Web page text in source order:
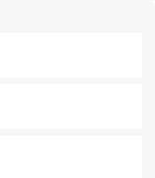
楽しめる外せないスポット